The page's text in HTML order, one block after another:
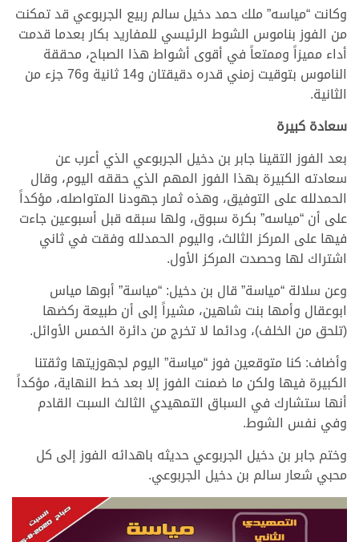
وكانت “مياسه” ملك حمد دخيل سالم ربيع الجربوعي قد تمكنت
من الفوز بناموس الشوط الرئيسي للمفاريد بكار بعدما قدمت
أداء مميزاً وممتعاً في أقوى أشواط هذا الصباح، محققة
الناموس بتوقيت زمني قدره دقيقتان و14 ثانية و76 جزء من
الثانية.
سعادة كبيرة
بعد الفوز التقينا جابر بن دخيل الجربوعي الذي أعرب عن
سعادته الكبيرة بهذا الفوز المهم الذي حققه اليوم، وقال
الحمدلله على التوفيق، وهذه ثمار جهودنا المتواصله، مؤكداً
على أن “مياسه” بكرة سبوق، ولها سبقه قبل أسبوعين جاءت
فيها على المركز الثالث، واليوم الحمدلله وفقت في ثاني
اشتراك لها وحصدت المركز الأول.
وعن سلالة “مياسة” قال بن دخيل: “مياسة” أبوها مياس
ابوعقال وأمها بنت شاهين، مشيراً إلى أن طبيعة ركضها
(تلحق من الخلف)، ودائما لا تخرج من دائرة الخمس الأوائل.
وأضاف: كنا متوقعين فوز “مياسة” اليوم لجهوزيتها وثقتنا
الكبيرة فيها ولكن ما ضمنت الفوز إلا بعد خط النهاية، مؤكداً
أنها ستشارك في السباق التمهيدي الثالث السبت القادم
وفي نفس الشوط.
وختم جابر بن دخيل الجربوعي حديثه باهدائه الفوز إلى كل
محبي شعار سالم بن دخيل الجربوعي.